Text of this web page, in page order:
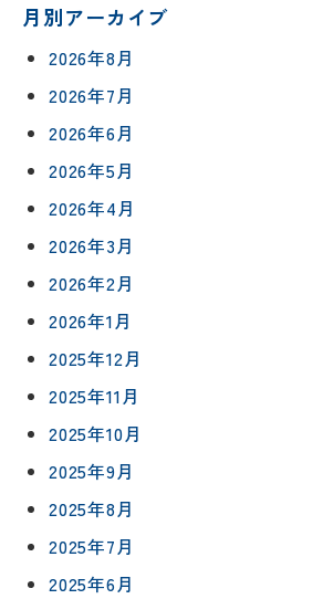
月別アーカイブ
2026年8月
2026年7月
2026年6月
2026年5月
2026年4月
2026年3月
2026年2月
2026年1月
2025年12月
2025年11月
2025年10月
2025年9月
2025年8月
2025年7月
2025年6月